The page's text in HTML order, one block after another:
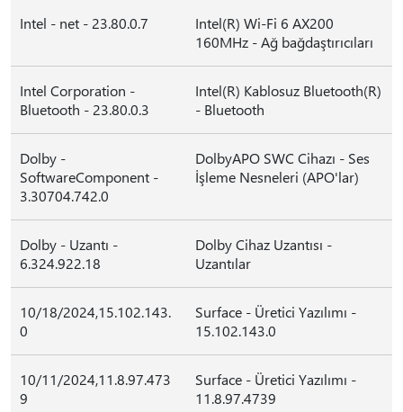
Intel - net - 23.80.0.7
Intel(R) Wi-Fi 6 AX200
160MHz - Ağ bağdaştırıcıları
Intel Corporation -
Bluetooth - 23.80.0.3
Intel(R) Kablosuz Bluetooth(R)
- Bluetooth
Dolby -
SoftwareComponent -
3.30704.742.0
DolbyAPO SWC Cihazı - Ses
İşleme Nesneleri (APO'lar)
Dolby - Uzantı -
6.324.922.18
Dolby Cihaz Uzantısı -
Uzantılar
10/18/2024,15.102.143.
0
Surface - Üretici Yazılımı -
15.102.143.0
10/11/2024,11.8.97.473
9
Surface - Üretici Yazılımı -
11.8.97.4739